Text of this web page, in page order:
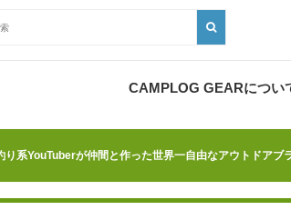
CAMPLOG GEARについ
り系YouTuberが仲間と作った世界一自由なアウトドアブ